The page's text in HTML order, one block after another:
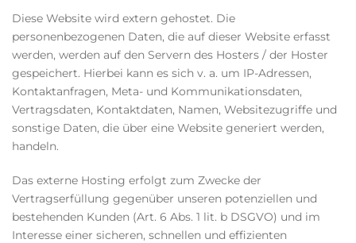
Diese Website wird extern gehostet. Die
personenbezogenen Daten, die auf dieser Website erfasst
werden, werden auf den Servern des Hosters / der Hoster
gespeichert. Hierbei kann es sich v. a. um IP-Adressen,
Kontaktanfragen, Meta- und Kommunikationsdaten,
Vertragsdaten, Kontaktdaten, Namen, Websitezugriffe und
sonstige Daten, die über eine Website generiert werden,
handeln.
Das externe Hosting erfolgt zum Zwecke der
Vertragserfüllung gegenüber unseren potenziellen und
bestehenden Kunden (Art. 6 Abs. 1 lit. b DSGVO) und im
Interesse einer sicheren, schnellen und effizienten